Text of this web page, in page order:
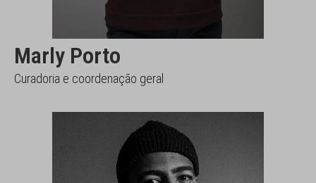
Marly Porto
Curadoria e coordenação geral